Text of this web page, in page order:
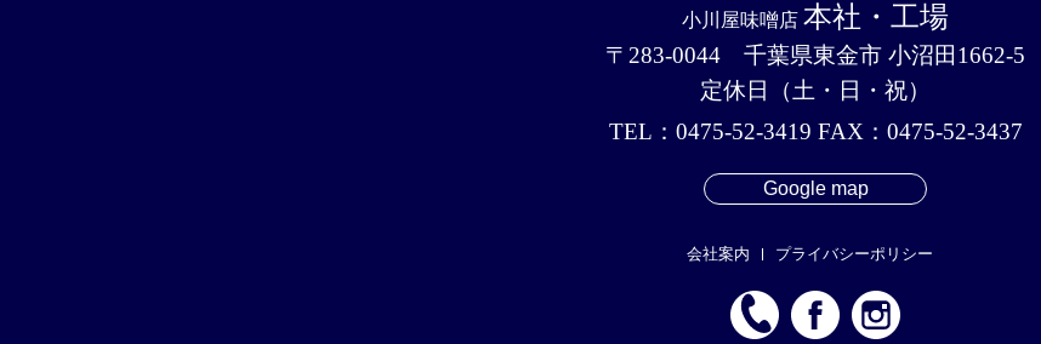
小川屋味噌店 本社・工場
〒283-0044 千葉県東金市 小沼田1662-5
定休日（土・日・祝）
TEL：0475-52-3419 FAX：0475-52-3437
Google map
会社案内 プライバシーポリシー